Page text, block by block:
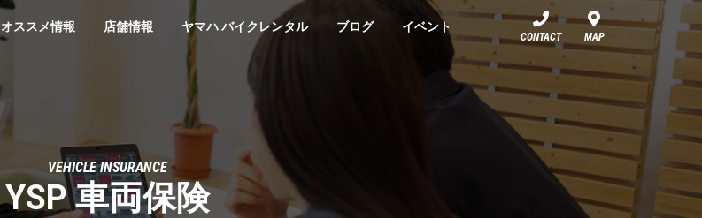
オススメ情報 店舗情報 ヤマハ バイクレンタル ブログ イベント
CONTACT MAP
VEHICLE INSURANCE
YSP 車両保険